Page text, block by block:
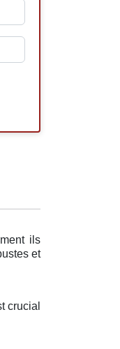
ils
et
crucial